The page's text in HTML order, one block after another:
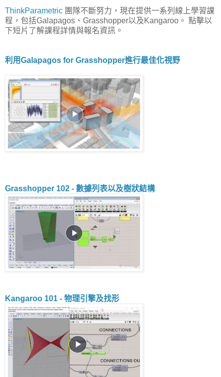
ThinkParametric 團隊不斷努力，現在提供一系列線上學習課
程，包括Galapagos、Grasshopper以及Kangaroo。 點擊以
下短片了解課程詳情與報名資訊。
利用Galapagos for Grasshopper進行最佳化視野
Grasshopper 102 - 數據列表以及樹狀結構
Kangaroo 101 - 物理引擎及找形